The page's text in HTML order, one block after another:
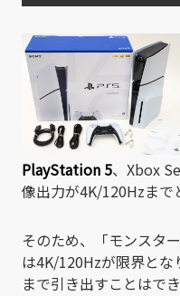
PlayStation 5、Xbox
像出力が4K/120Hzまで
そのため、「モンスタ
は4K/120Hzが限界とな
まで引き出すことはでき